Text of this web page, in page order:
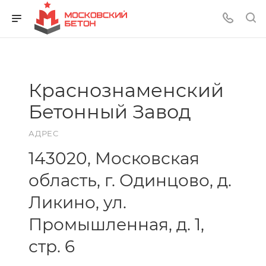
Краснознаменский
Бетонный Завод
АДРЕС
143020, Московская
область, г. Одинцово, д.
Ликино, ул.
Промышленная, д. 1,
стр. 6